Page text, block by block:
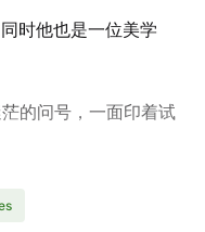
时他也是一位美学
的问号，一面印着试